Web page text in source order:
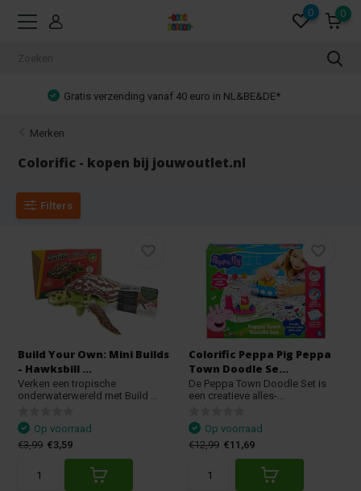
0 0
Achteraf betalen mogelijk!
Merken
Colorific - kopen bij jouwoutlet.nl
Filters
Build Your Own: Mini Builds
- Hawksbill ...
Verken een tropische
onderwaterwereld met Build ...
Op voorraad
€3,99 €3,59
Colorific Peppa Pig Peppa
Town Doodle Se...
De Peppa Town Doodle Set is
een creatieve alles-...
Op voorraad
€12,99 €11,69